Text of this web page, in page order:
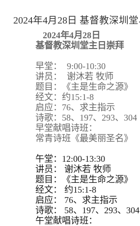
2024年4月28日
基督教深圳堂主日崇拜
早堂： 9:00-10:30
讲员： 谢沐若 牧师
题目：《主是生命之源》
经文：约15:1-8
启应：76、求主指示
诗歌：58、197、293、304
早堂献唱诗班：
常青诗班《最美丽圣名》
午堂：12:00-13:30
讲员：
谢沐若 牧师
题目：
《主是生命之源》
经文：
约15:1-8
启应：
76、求主指示
诗歌：
58、197、293、 304
午堂献唱诗班：